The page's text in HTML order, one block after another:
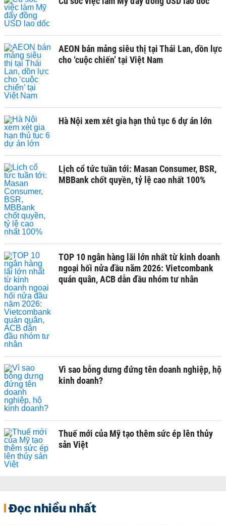
AEON bán mảng siêu thị tại Thái Lan, dồn lực
cho ‘cuộc chiến’ tại Việt Nam
Hà Nội xem xét gia hạn thủ tục 6 dự án lớn
Lịch cổ tức tuần tới: Masan Consumer, BSR,
MBBank chốt quyền, tỷ lệ cao nhất 100%
TOP 10 ngân hàng lãi lớn nhất từ kinh doanh
ngoại hối nửa đầu năm 2026: Vietcombank
quán quân, ACB dẫn đầu nhóm tư nhân
Vì sao bỗng dưng đứng tên doanh nghiệp, hộ
kinh doanh?
Thuế mới của Mỹ tạo thêm sức ép lên thủy
sản Việt
Đọc nhiều nhất